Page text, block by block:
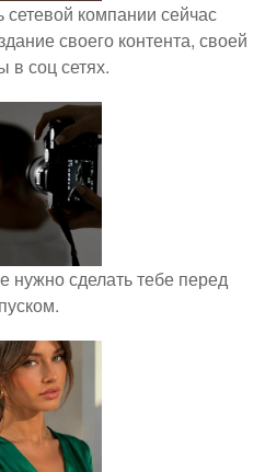
сетевой компании сейчас
своего контента, своей
в соц сетях.
нужно сделать тебе перед